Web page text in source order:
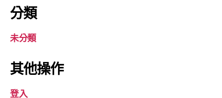
分類
未分類
其他操作
登入